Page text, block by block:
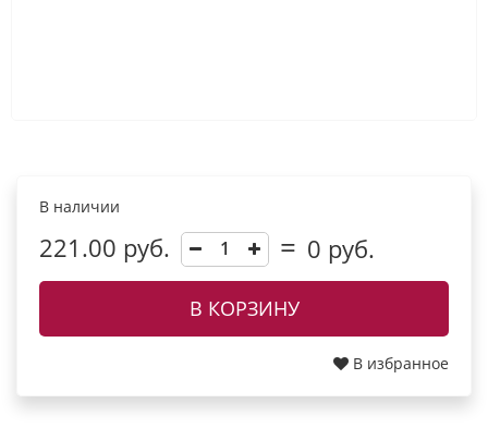
В наличии
221.00 руб. 0 руб.
В КОРЗИНУ
В избранное